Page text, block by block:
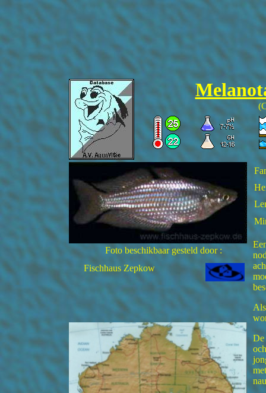
De
Foto beschikbaar gesteld door :
Fischhaus Zepkow